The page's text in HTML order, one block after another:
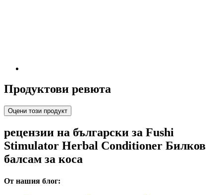
Продуктови ревюта
Оцени този продукт
рецензии на български за Fushi
Stimulator Herbal Conditioner Билков
балсам за коса
От нашия блог: